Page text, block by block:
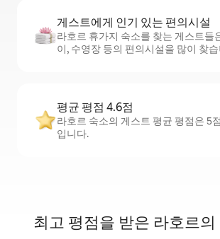
게스트에게 인기 있는 편의시설
라호르 휴가지 숙소를 찾는 게스트들
이, 수영장 등의 편의시설을 많이 찾
평균 평점 4.6점
라호르 숙소의 게스트 평균 평점은 5
입니다.
최고 평점을 받은 라호르